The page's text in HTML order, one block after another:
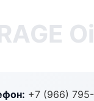
+7 (966)